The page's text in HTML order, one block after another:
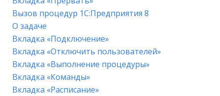
Вызов процедур 1С:Предприятия 8
О задаче
Вкладка «Подключение»
Вкладка «Отключить пользователей»
Вкладка «Выполнение процедуры»
Вкладка «Команды»
Вкладка «Расписание»